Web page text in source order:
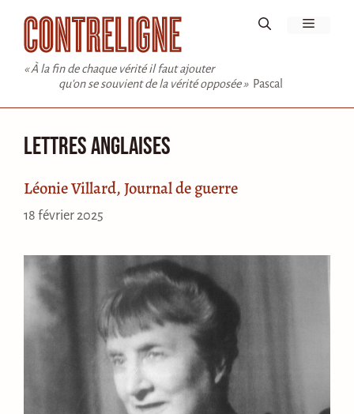
contenu
« À la fin de chaque vérité il faut ajouter
qu'on se souvient de la vérité opposée » Pascal
Menu
Lettres anglaises
Léonie Villard, Journal de guerre
18 février 2025